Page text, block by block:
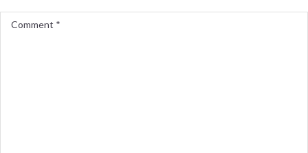
Comment